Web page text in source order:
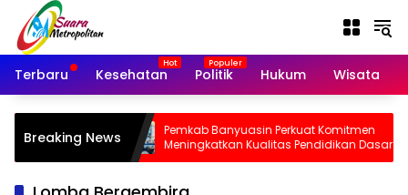
Langsung
konten
Terbaru
Kesehatan Politik Hukum Wisata
Breaking News
Terpusat di
Pemkab Banyuasin Perkuat Komitmen
Meningkatkan Kualitas Pendidikan Dasar